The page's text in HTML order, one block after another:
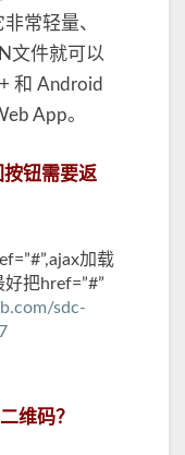
常轻量、
文件就可以
和 Android
App。
钮需要返
加载
把href=”#”
sdc-
维码？